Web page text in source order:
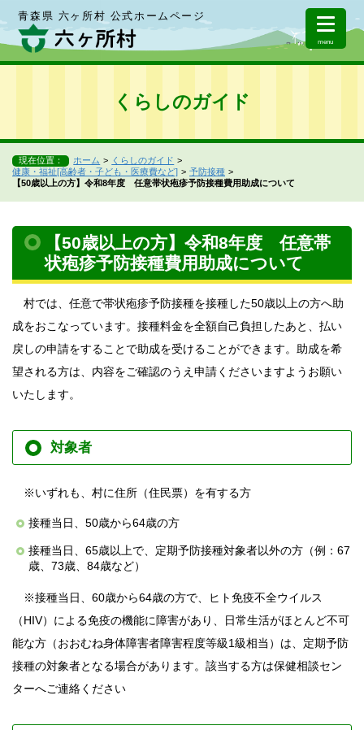
青森県 六ヶ所村 公式ホームページ
menu
くらしのガイド
現在位置： ホーム
くらしのガイド
健康・福祉[高齢者・子ども・医療費など]
予防接種
【50歳以上の方】令和8年度 任意帯状疱疹予防接種費用助成について
【50歳以上の方】令和8年度 任意帯
状疱疹予防接種費用助成について
村では、任意で帯状疱疹予防接種を接種した50歳以上の方へ助
成をおこなっています。接種料金を全額自己負担したあと、払い
戻しの申請をすることで助成を受けることができます。助成を希
望される方は、内容をご確認のうえ申請くださいますようお願い
いたします。
対象者
※いずれも、村に住所（住民票）を有する方
接種当日、50歳から64歳の方
接種当日、65歳以上で、定期予防接種対象者以外の方（例：67
歳、73歳、84歳など）
※接種当日、60歳から64歳の方で、ヒト免疫不全ウイルス
（HIV）による免疫の機能に障害があり、日常生活がほとんど不可
能な方（おおむね身体障害者障害程度等級1級相当）は、定期予防
接種の対象者となる場合があります。該当する方は保健相談セン
ターへご連絡ください